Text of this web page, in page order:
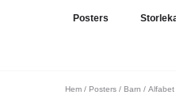
Posters
Hem / Posters / Barn / Alfabet